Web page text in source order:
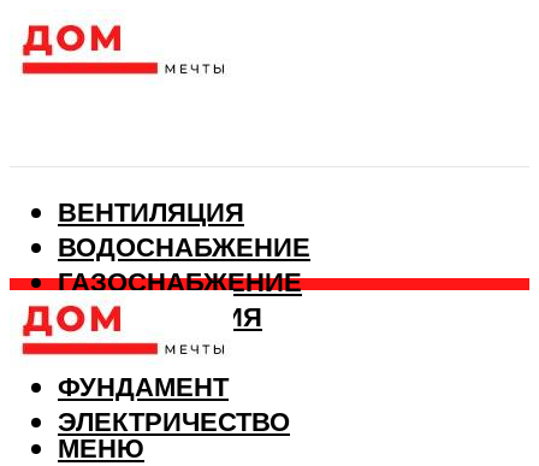
ВЕНТИЛЯЦИЯ
ВОДОСНАБЖЕНИЕ
ГАЗОСНАБЖЕНИЕ
КАНАЛИЗАЦИЯ
ОТОПЛЕНИЕ
ФУНДАМЕНТ
ЭЛЕКТРИЧЕСТВО
МЕНЮ